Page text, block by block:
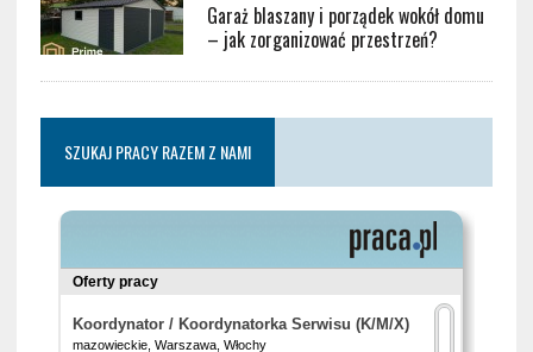
Garaż blaszany i porządek wokół domu
– jak zorganizować przestrzeń?
SZUKAJ PRACY RAZEM Z NAMI